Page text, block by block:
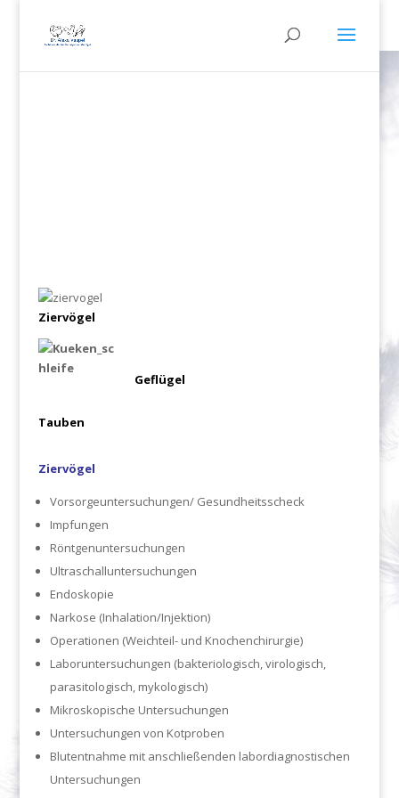
Ziervögel
Geflügel
Tauben
Ziervögel
Vorsorgeuntersuchungen/ Gesundheitsscheck
Impfungen
Röntgenuntersuchungen
Ultraschalluntersuchungen
Endoskopie
Narkose (Inhalation/Injektion)
Operationen (Weichteil- und Knochenchirurgie)
Laboruntersuchungen (bakteriologisch, virologisch,
parasitologisch, mykologisch)
Mikroskopische Untersuchungen
Untersuchungen von Kotproben
Blutentnahme mit anschließenden labordiagnostischen
Untersuchungen